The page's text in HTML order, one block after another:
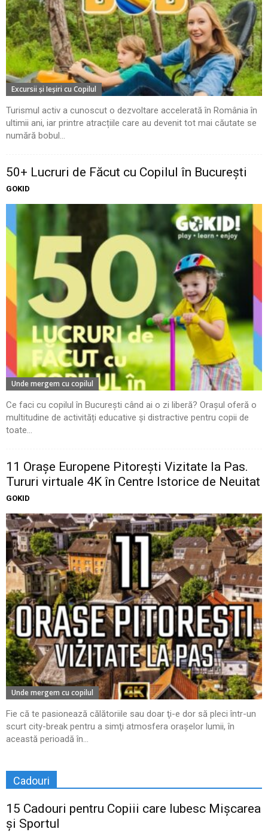
Excursii şi Ieşiri cu Copilul
Turismul activ a cunoscut o dezvoltare accelerată în România în
ultimii ani, iar printre atracțiile care au devenit tot mai căutate se
numără bobul...
50+ Lucruri de Făcut cu Copilul în București
GOKID
Unde mergem cu copilul
Ce faci cu copilul în București când ai o zi liberă? Orașul oferă o
multitudine de activități educative și distractive pentru copii de
toate...
11 Oraşe Europene Pitoreşti Vizitate la Pas.
Tururi virtuale 4K în Centre Istorice de Neuitat
GOKID
Unde mergem cu copilul
Fie că te pasionează călătoriile sau doar ţi-e dor să pleci într-un
scurt city-break pentru a simţi atmosfera oraşelor lumii, în
această perioadă în...
Cadouri
15 Cadouri pentru Copiii care Iubesc Mișcarea
și Sportul